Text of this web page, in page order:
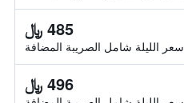
485 ﷼
سعر الليلة شامل الصريبة المضافة
496 ﷼